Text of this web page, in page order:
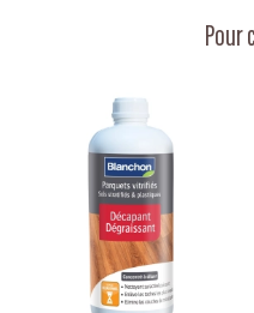
Pour